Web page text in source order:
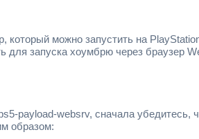
который можно запустить на
для запуска хоумбрю через браузер
payload-websrv, сначала убедитесь,
образом: